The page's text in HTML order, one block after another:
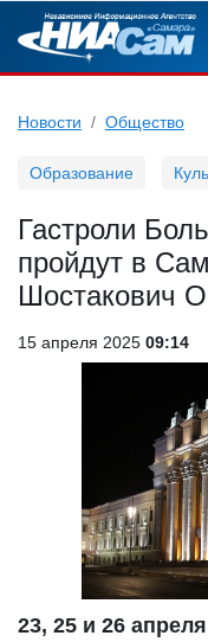
Новости Общество
Образование
Гастроли
пройдут в
Шостакович
15 апреля 2025 09:14
23, 25 и 26 апреля